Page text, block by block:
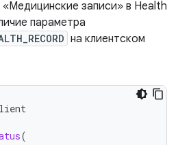
записи» в Health
параметра
на клиентском
(